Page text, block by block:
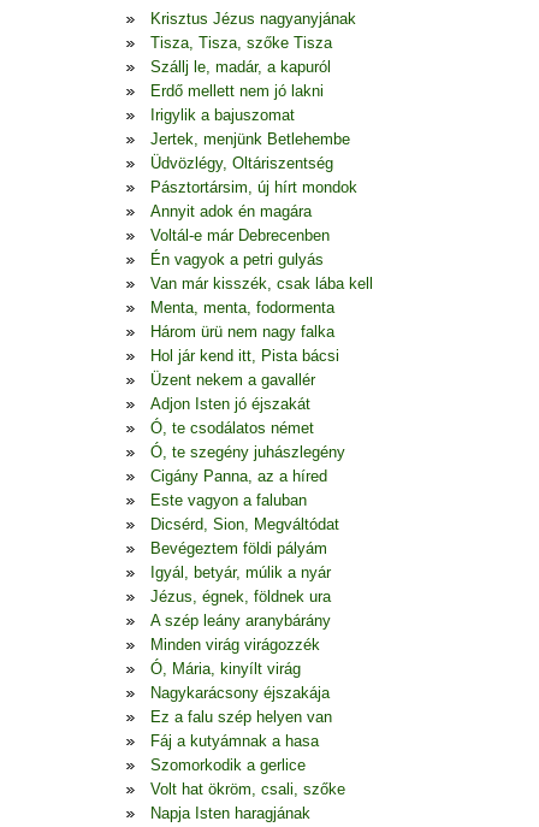
Krisztus Jézus nagyanyjának
Tisza, Tisza, szőke Tisza
Szállj le, madár, a kapuról
Erdő mellett nem jó lakni
Irigylik a bajuszomat
Jertek, menjünk Betlehembe
Üdvözlégy, Oltáriszentség
Pásztortársim, új hírt mondok
Annyit adok én magára
Voltál-e már Debrecenben
Én vagyok a petri gulyás
Van már kisszék, csak lába kell
Menta, menta, fodormenta
Három ürü nem nagy falka
Hol jár kend itt, Pista bácsi
Üzent nekem a gavallér
Adjon Isten jó éjszakát
Ó, te csodálatos német
Ó, te szegény juhászlegény
Cigány Panna, az a híred
Este vagyon a faluban
Dicsérd, Sion, Megváltódat
Bevégeztem földi pályám
Igyál, betyár, múlik a nyár
Jézus, égnek, földnek ura
A szép leány aranybárány
Minden virág virágozzék
Ó, Mária, kinyílt virág
Nagykarácsony éjszakája
Ez a falu szép helyen van
Fáj a kutyámnak a hasa
Szomorkodik a gerlice
Volt hat ökröm, csali, szőke
Napja Isten haragjának